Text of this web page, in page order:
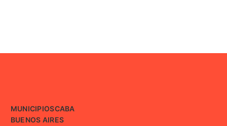
MUNICIPIOSCABA
BUENOS AIRES